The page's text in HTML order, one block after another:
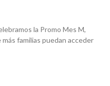
la Promo Mes M,
familias puedan acceder